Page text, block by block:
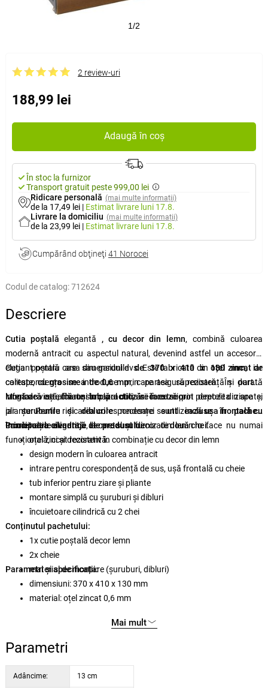
1/2
2 review-uri
188,99 lei
Adaugă în coș
În stoc la furnizor
Transport gratuit peste 999,00 lei
Ridicare personală (mai multe informații)
de la 17,49 lei | Estimat livrare luni 17.8.
Livrare la domiciliu (mai multe informații)
de la 23,99 lei | Estimat livrare luni 17.8.
Cumpărând obţineţi 41 Norocei
Codul de catalog:712624
Descriere
Cutia poștală elegantă , cu decor din lemn, combină culoarea
modernă antracit cu aspectul natural, devenind astfel un accesoriu
elegant pentru casa sau gardul dvs. Este fabricată din oțel zincatde
calitate,cu grosimea de 0,6 mm, care asigură rezistență și durată
lungă de viață, chiar și în cazul utilizării în exterior.
Cutia poștală are dimensiunilede 370 x 410 x 130 mm, iar
corespondența se introduce prin partea superioară. În partea
inferioară se aflăun tub practic, în care se pot depozita ziare și
pliante. Pentru ridicarea corespondenței se utilizeazăușa frontală cu
încuietoare cilindrică, la care sunt furnizatedouă chei.
Montarea este foarte simplă – cutia se fixează prin peretele din spate,
iarșuruburile și diblurilenecesaresunt incluse în pachet.
Combinația elegantă de metal și decor din lemn o face nu numai
funcțională, ci și decorativă.
Principalele avantaje ale produsului:
oțel zincat rezistent în combinație cu decor din lemn
design modern în culoarea antracit
intrare pentru corespondență de sus, ușă frontală cu cheie
tub inferior pentru ziare și pliante
montare simplă cu șuruburi și dibluri
încuietoare cilindrică cu 2 chei
Conținutul pachetului:
1x cutie poștală decor lemn
2x cheie
material de montare (șuruburi, dibluri)
Parametri și specificații:
dimensiuni: 370 x 410 x 130 mm
material: oțel zincat 0,6 mm
închidere: încuietoare cilindrică cu 2 chei
Mai mult
Parametri
Adâncime: 13 cm